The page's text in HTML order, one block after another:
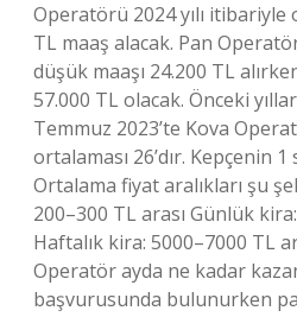
Operatörü 2024 yılı itibariyle
TL maaş alacak. Pan
düşük maaşı 24.200 TL
57.000 TL olacak. Önceki
Temmuz 2023’te Kova
ortalaması 26’dır. Kepçenin
Ortalama fiyat aralıkları şu
200–300 TL arası Günlük
Haftalık kira: 5000–7000 TL
Operatör ayda ne kadar
başvurusunda bulunurken